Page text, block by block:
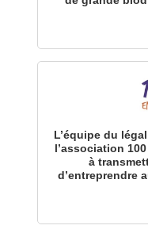
L’équipe du
l’association
à
d’entreprendre